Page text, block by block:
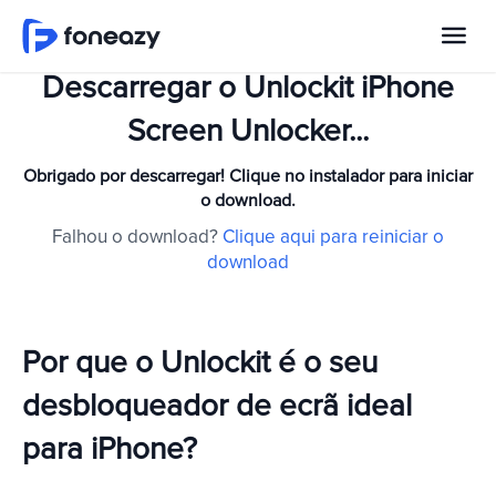
Descarregar o Unlockit iPhone
Screen Unlocker...
Obrigado por descarregar! Clique no instalador para iniciar
o download.
Falhou o download? Clique aqui para reiniciar o
download
Por que o Unlockit é o seu
desbloqueador de ecrã ideal
para iPhone?